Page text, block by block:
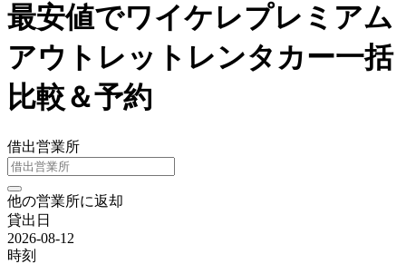
最安値でワイケレプレミアム
アウトレットレンタカー一括
比較＆予約
借出営業所
他の営業所に返却
貸出日
2026-08-12
時刻